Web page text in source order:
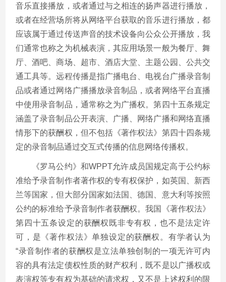
音乐直接播放，或者通过与之相连的扬声器进行播放，
或者在经营场所将从网络平台获取的音乐进行播放，都
应该属于通过传送声音的技术设备向公众公开播放，我
们通常也称之为机械表演，其应用场景一般为餐厅、舞
厅、酒吧、商场、超市、酒店大堂、主题公园、公共交
通工具等。远程传播是指广播电台、电视台广播录音制
品或者通过网络广播播放录音制品，或者网络平台直播
中使用录音制品，通常称之为广播权。第四十五条规定
涵盖了录音制品公开表演、广播、网络广播和网络直播
情形下的获酬权，但不包括《著作权法》第四十四条规
定的录音制品通过交互式传播的信息网络传播权。
《罗马公约》和WPPT允许成员国规定高于公约标
准给予录音制作者著作权的专有权保护，如英国、新西
兰等国家，但大部分国家如法国、德国、意大利等按照
公约的标准给予录音制作者获酬权。我国《著作权法》
第四十五条设定的获酬权既非专有权，也不是法定许
可，是《著作权法》单独设定的获酬权。有学者认为
“录音制作者的获酬权是立法单独创制的一项无许可内
容的具有法定债权性质的财产权利，既不是以广播权或
表演权等专有权为基础的请求权，又不是上述权利的限